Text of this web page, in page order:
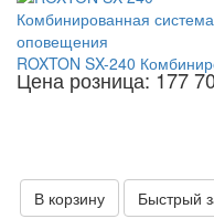
ROXTON SX-240
Цена розница: 177
В корзину Быстрый